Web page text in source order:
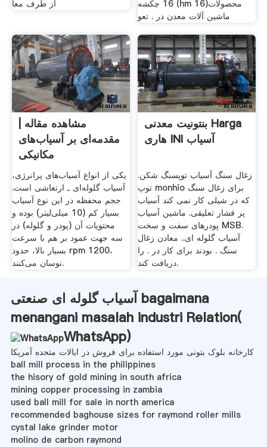
از طرف معا
16 چکشه (hm 16)محصولات
ماشین آلات معدن در . تعو
مشاهده مقاله |
مقدمه‌ای بر آسیاب‌های
مکانیکی
یکی از انواع آسیاب‌های پرانرژی،
آسیاب گلوله‌ای ـ ارتعاشی است.
حجم محفظه در این نوع آسیاب
بسیار کم (10 میلی‌لیتر) بوده و
محتویات آن (پودر و گلوله) در
سه جهت عمود بر هم با سرعت
بسیار بالا، حدود rpm 1200،
نوسان می‌کنند.
بنتونیت معدنی Harga
هاری INI آسیاب
زغال سنگ آسیاب توپسنگ شکن.
توپ monhio برای زغال سنگ
که در شیلی کار نمی کند آسیاب
پر فشار تعلیقی. ماشین آسیاب
پودرهای سفت و سخت MSB.
آسیاب گلوله ای.. معادن زغال
سنگ . بودند برای کار در . را
دریافت کند.
آسیاب گلوله ای صنعتی bagaimana
menangani masalah industri Relation(
WhatsApp)
کارخانه بلوک بتونی مورد استفاده برای فروش در ایالات متحده آمریکا
ball mill process in the philippines
the hisory of gold mining in south africa
mining copper processing in zambia
used ball mill for sale in north america
recommended baghouse sizes for raymond roller mills
cystal lake grinder motor
molino de carbon raymond